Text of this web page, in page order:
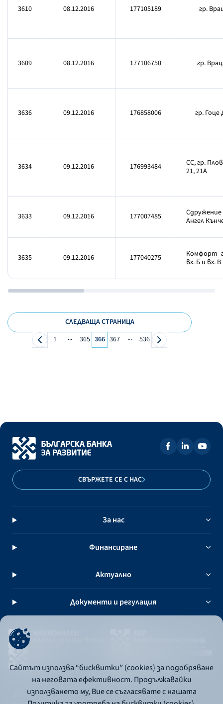
3610 08.12.2016 177105189 гр.
3609 08.12.2016 177106750 гр.
3636 09.12.2016 176858006 гр. Гоце
3634 09.12.2016 176993484
СС, гр.
21, 21А
3633 09.12.2016 177007485
Сдружение
Ангел
3635 09.12.2016 177040275
Комфорт-
вх. Б и вх. В
СЛЕДВАЩА СТРАНИЦА
1
... 365 366 367 ... 536
СВЪРЖЕТЕ СЕ С НАС
За нас
Финансиране
Актуално
Документи и регулация
Политика за употреба на бисквитки
Сайтът използва “бисквитки” (cookies) за подобряване
на неговата ефективност. Продължавайки
използването му, Вие се съгласявате с нашата